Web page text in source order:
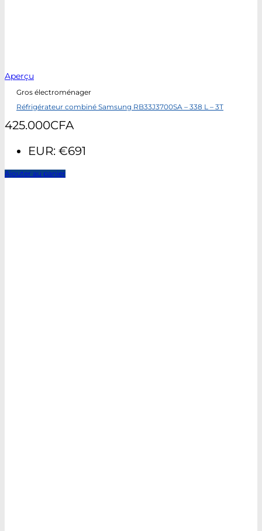
Aperçu
Gros électroménager
Réfrigérateur combiné Samsung RB33J3700SA – 338 L – 3T
425.000CFA
EUR: €691
Ajouter au panier